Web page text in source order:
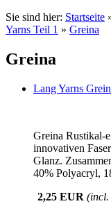
Sie sind hier: Startseite
Yarns Teil 1 » Greina
Greina
Lang Yarns
Greina Rustikal-
innovativen
Glanz.
40% Polyacryl,
2,25 EUR (incl.